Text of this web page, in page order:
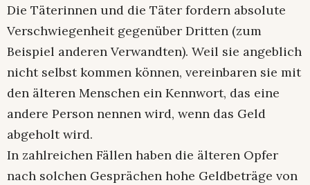
Die Täterinnen und die Täter fordern absolute
Verschwiegenheit gegenüber Dritten (zum
Beispiel anderen Verwandten). Weil sie angeblich
nicht selbst kommen können, vereinbaren sie mit
den älteren Menschen ein Kennwort, das eine
andere Person nennen wird, wenn das Geld
abgeholt wird.
In zahlreichen Fällen haben die älteren Opfer
nach solchen Gesprächen hohe Geldbeträge von